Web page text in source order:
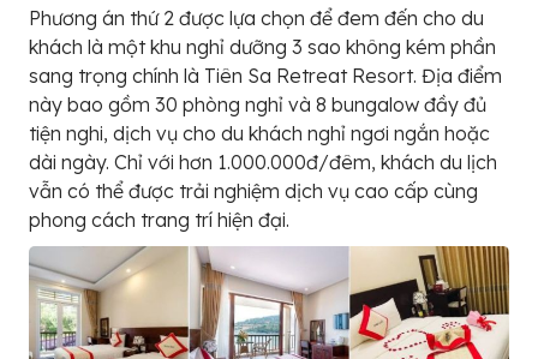
Phương án thứ 2 được lựa chọn để đem đến cho du
khách là một khu nghỉ dưỡng 3 sao không kém phần
sang trọng chính là Tiên Sa Retreat Resort. Địa điểm
này bao gồm 30 phòng nghỉ và 8 bungalow đầy đủ
tiện nghi, dịch vụ cho du khách nghỉ ngơi ngắn hoặc
dài ngày. Chỉ với hơn 1.000.000đ/đêm, khách du lịch
vẫn có thể được trải nghiệm dịch vụ cao cấp cùng
phong cách trang trí hiện đại.